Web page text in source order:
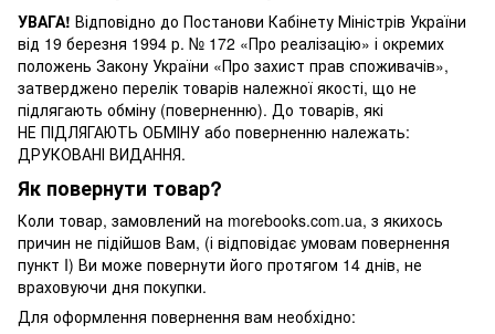
УВАГА! Відповідно до Постанови Кабінету Міністрів України
від 19 березня 1994 р. № 172 «Про реалізацію» і окремих
положень Закону України «Про захист прав споживачів»,
затверджено перелік товарів належної якості, що не
підлягають обміну (поверненню). До товарів, які
НЕ ПІДЛЯГАЮТЬ ОБМІНУ або поверненню належать:
ДРУКОВАНІ ВИДАННЯ.
Як повернути товар?
Коли товар, замовлений на morebooks.com.ua, з якихось
причин не підійшов Вам, (і відповідає умовам повернення
пункт I) Ви може повернути його протягом 14 днів, не
враховуючи дня покупки.
Для оформлення повернення вам необхідно: